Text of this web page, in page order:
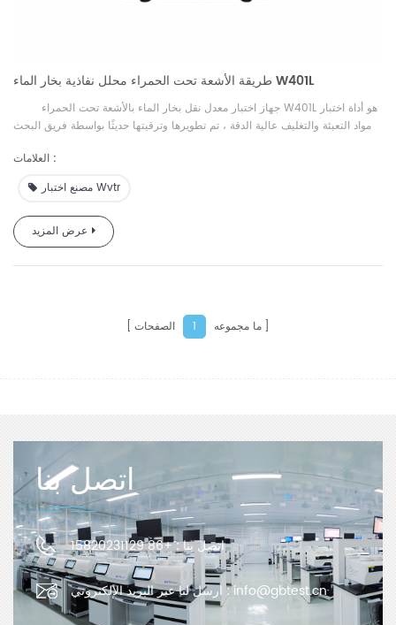
طريقة الأشعة تحت الحمراء محلل نفاذية بخار الماء W401L
جهاز اختبار معدل نقل بخار الماء بالأشعة تحت الحمراء
W401L هو أداة اختبار
مواد التعبئة والتغليف عالية الدقة ، تم تطويرها وترقيتها حديثًا بواسطة فريق البحث
للعينات تحت ظروف درجة الحرارة
معدل نقل بخار الماء
للأفلام والصفائح
والأوراق والعبوات والمواد المختلفة في مجالات الغذاء والدواء والمعدات الطبية
العلامات :
مصنع اختبار Wvtr
عرض المزيد
ما مجموعه 1 الصفحات
اتصل بنا
اتصل بنا :+86 15820231129
ارسل لنا عبر البريد الإلكتروني :info@gbtest.cn